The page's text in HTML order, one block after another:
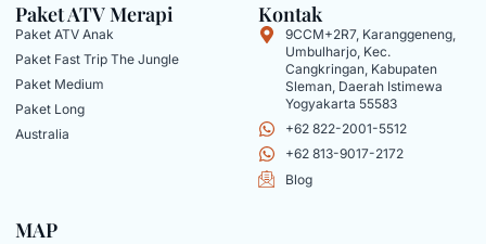
Paket ATV Merapi
Paket ATV Anak
Paket Fast Trip The Jungle
Paket Medium
Paket Long
Australia
Kontak
9CCM+2R7, Karanggeneng,
Umbulharjo, Kec.
Cangkringan, Kabupaten
Sleman, Daerah Istimewa
Yogyakarta 55583
+62 822-2001-5512
+62 813-9017-2172
Blog
MAP